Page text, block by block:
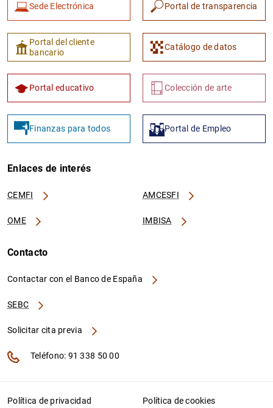
1 2
Sede Electrónica Portal de transparencia
Portal del cliente
bancario
Catálogo de datos
Portal educativo Colección de arte
Finanzas para todos Portal de Empleo
Enlaces de interés
CEMFI AMCESFI
OME IMBISA
Contacto
Contactar con el Banco de España
SEBC
Solicitar cita previa
Teléfono: 91 338 50 00
Política de privacidad Política de cookies